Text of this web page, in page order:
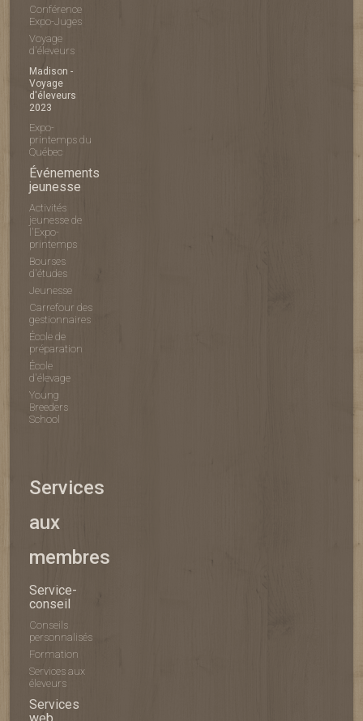
Conférence
Expo-Juges
Voyage
d'éleveurs
Madison -
Voyage
d'éleveurs
2023
Expo-
printemps du
Québec
Événements
jeunesse
Activités
jeunesse de
l'Expo-
printemps
Bourses
d'études
Jeunesse
Carrefour des
gestionnaires
École de
préparation
École
d'élevage
Young
Breeders
School
Services
aux
membres
Service-
conseil
Conseils
personnalisés
Formation
Services aux
éleveurs
Services